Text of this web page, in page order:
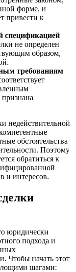
форме, и
привести к
спецификацией
не определен
образом,
требованиям
недействительной
обстоятельства
Поэтому
обратиться к
и интересов.
юридически
подхода и
Чтобы начать этот
шагами: